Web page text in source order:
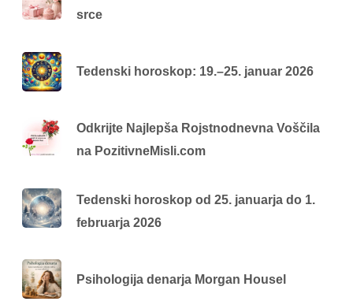
srce
Tedenski horoskop: 19.–25. januar 2026
Odkrijte Najlepša Rojstnodnevna Voščila
na PozitivneMisli.com
Tedenski horoskop od 25. januarja do 1.
februarja 2026
Psihologija denarja Morgan Housel